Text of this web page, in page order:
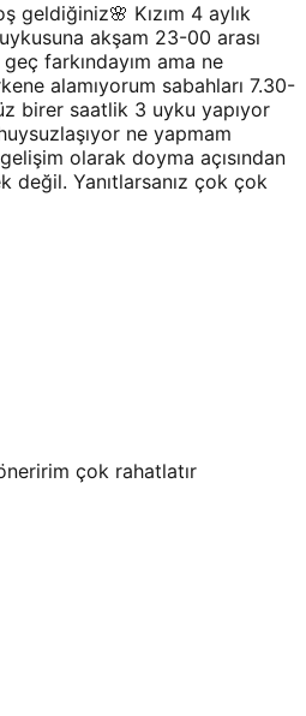
geldiğiniz🌸 Kızım 4 aylık
akşam 23-00 arası
farkındayım ama ne
alamıyorum sabahları 7.30-
birer saatlik 3 uyku yapıyor
ne yapmam
olarak doyma açısından
değil. Yanıtlarsanız çok çok
çok rahatlatır